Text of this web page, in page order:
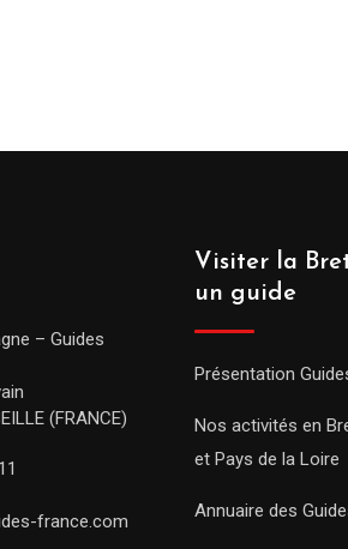
– Guides
(FRANCE)
france.com
Visiter la
un guide
Présentation
Nos activités en
et Pays de la Loire
Annuaire des